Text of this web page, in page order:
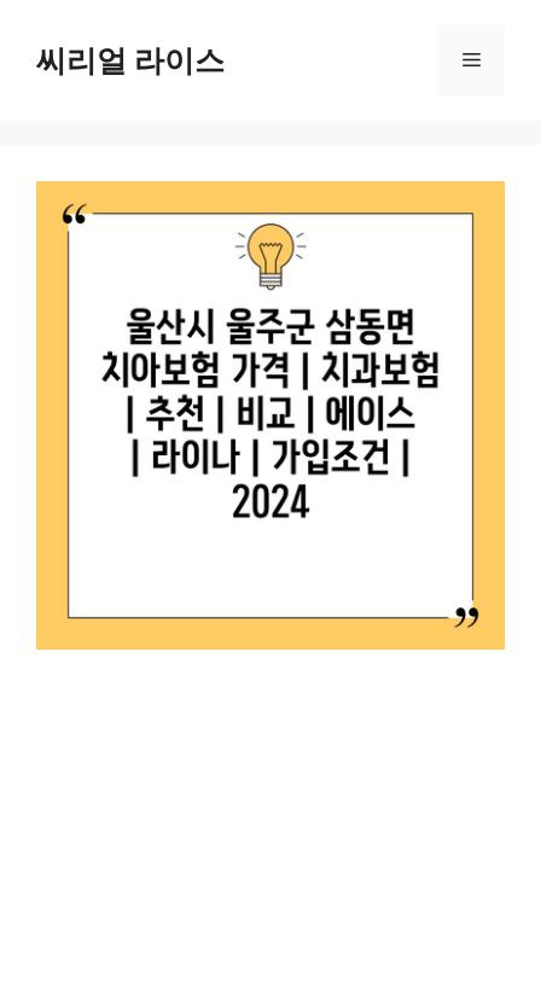
씨리얼 라이스 메